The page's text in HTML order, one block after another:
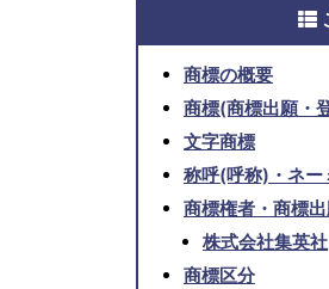
商標の概要
商標(商標出願・
文字商標
称呼(呼称)・ネー
商標権者・商標
株式会社集英社
商標区分